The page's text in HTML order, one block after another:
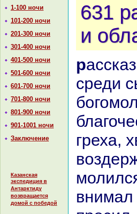
1-100 ночи
101-200 ночи
201-300 ночи
301-400 ночи
401-500 ночи
501-600 ночи
601-700 ночи
701-800 ночи
801-900 ночи
901-1001 ночи
Заключение
Казанская
экспедиция в
Антарктиду
возвращается
домой с победой
631
и
paссказывают также, что был
среди
греха,
внимал